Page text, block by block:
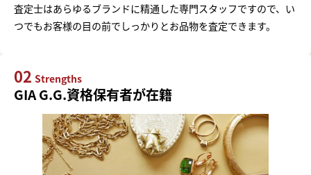
査定士はあらゆるブランドに精通した専門スタッフですので、い
つでもお客様の目の前でしっかりとお品物を査定できます。
02 Strengths
GIA G.G.資格保有者が在籍